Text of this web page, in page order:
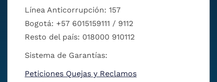
Línea Anticorrupción: 157
Bogotá: +57 6015159111 / 9112
Resto del país: 018000 910112
Sistema de Garantías:
Peticiones Quejas y Reclamos